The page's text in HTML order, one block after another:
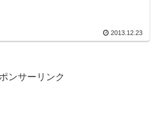
2013.12.23
ンサーリンク